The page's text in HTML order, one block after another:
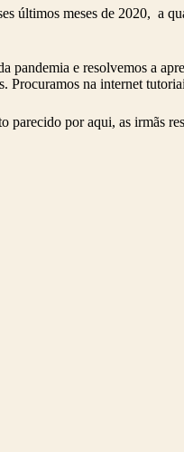
últimos meses de 2020, a
pandemia e resolvemos a
Procuramos na internet
parecido por aqui, as irmãs